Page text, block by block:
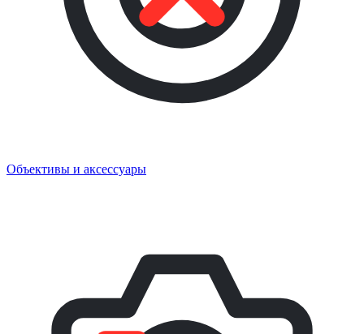
Объективы и аксессуары